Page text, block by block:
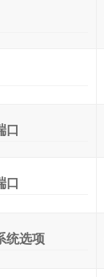
口
口
统选项